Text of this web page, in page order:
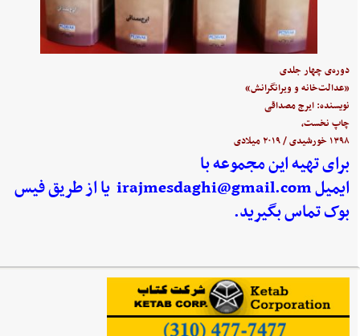
دوره‌ی چهار جلدی
«عدالت‌خانه و ویرانگرانش»
نویسنده: ایرج مصداقی
چاپ نخست،
۱۳۹۸ خورشیدی / ۲۰۱۹ میلادی
برای تهیه این مجموعه با
ایمیلirajmesdaghi@gmail.com یا از طریق فیس
بوک تماس بگیرید.